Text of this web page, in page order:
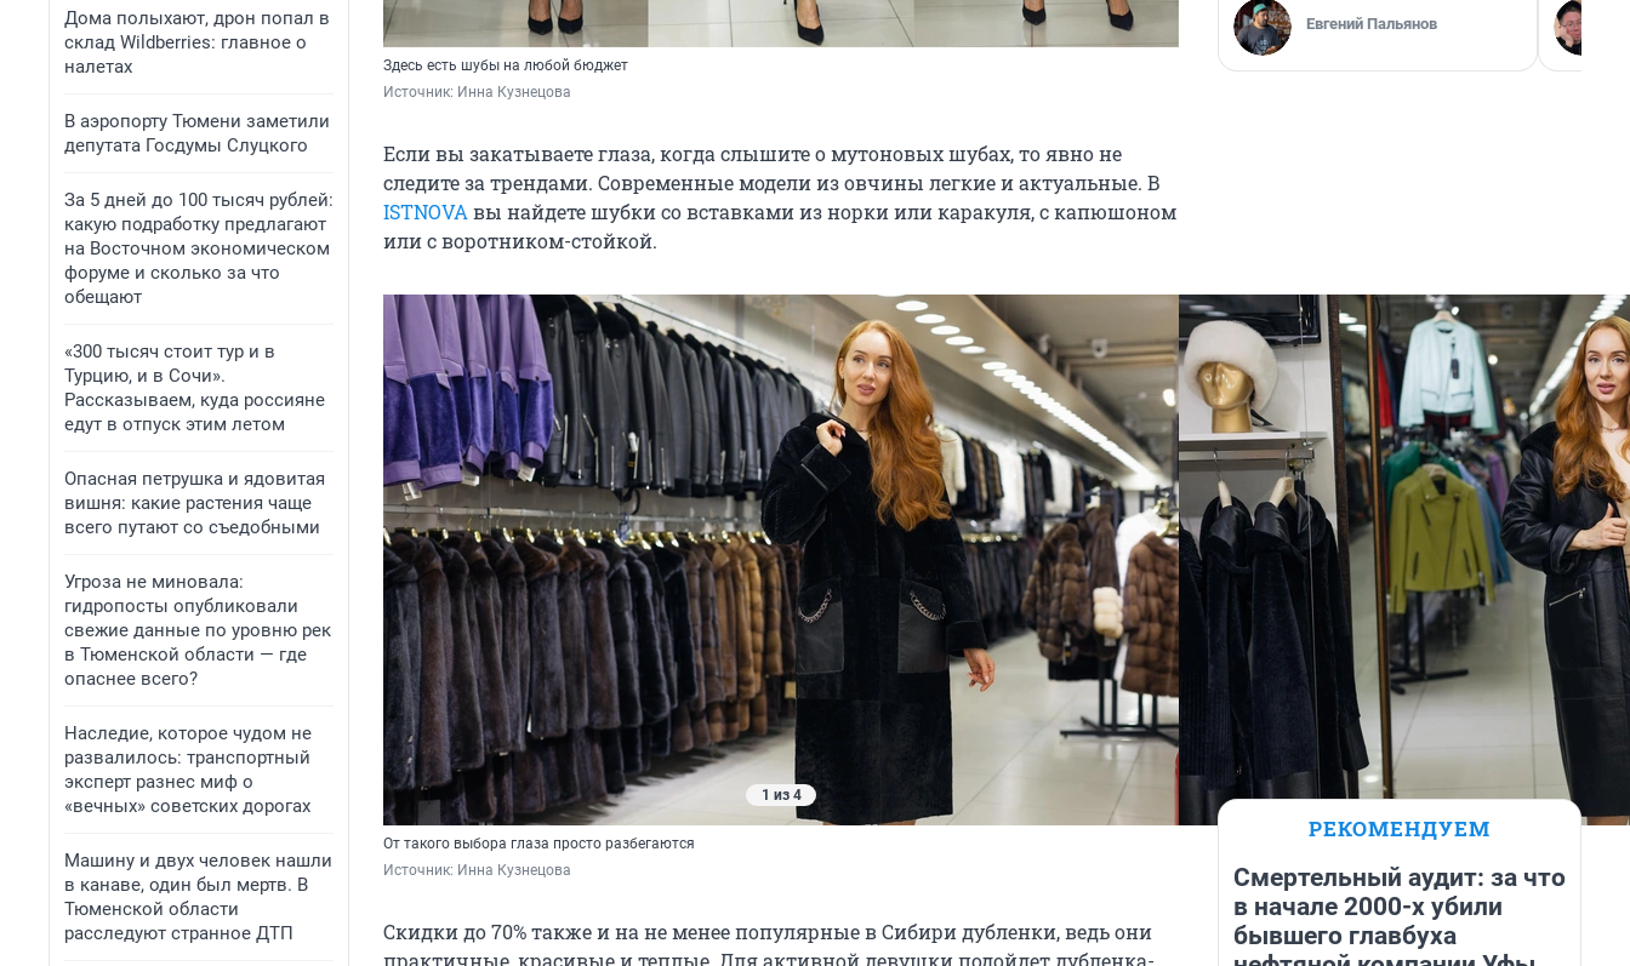
Дома полыхают, дрон попал в
склад Wildberries: главное о
налетах
В аэропорту Тюмени заметили
депутата Госдумы Слуцкого
За 5 дней до 100 тысяч рублей:
какую подработку предлагают
на Восточном экономическом
форуме и сколько за что
обещают
«300 тысяч стоит тур и в
Турцию, и в Сочи».
Рассказываем, куда россияне
едут в отпуск этим летом
Опасная петрушка и ядовитая
вишня: какие растения чаще
всего путают со съедобными
Угроза не миновала:
гидропосты опубликовали
свежие данные по уровню рек
в Тюменской области — где
опаснее всего?
Наследие, которое чудом не
развалилось: транспортный
эксперт разнес миф о
«вечных» советских дорогах
Машину и двух человек нашли
в канаве, один был мертв. В
Тюменской области
расследуют странное ДТП
Здесь есть шубы на любой бюджет
Источник: Инна Кузнецова
Если вы закатываете глаза, когда слышите о мутоновых шубах, то явно не
следите за трендами. Современные модели из овчины легкие и актуальные. В
ISTNOVA вы найдете шубки со вставками из норки или каракуля, с капюшоном
или с воротником-стойкой.
1 из 4
От такого выбора глаза просто разбегаются
Источник: Инна Кузнецова
Скидки до 70% также и на не менее популярные в Сибири дубленки, ведь они
практичные, красивые и теплые. Для активной девушки подойдет дубленка-
Евгений Пальянов
РЕКОМЕНДУЕМ
Смертельный аудит: за что
в начале 2000-х убили
бывшего главбуха